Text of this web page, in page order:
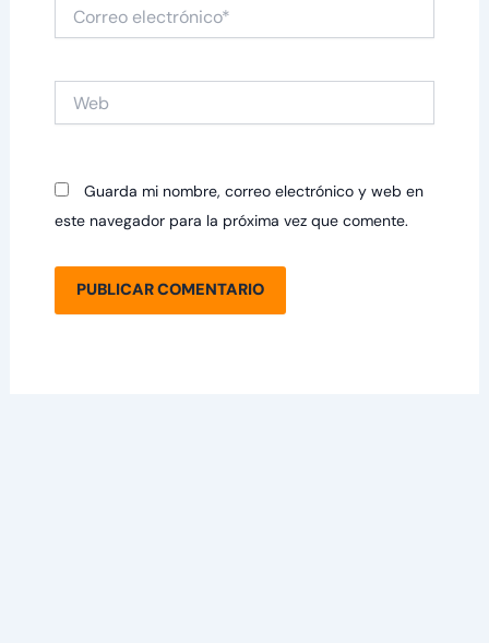
electrónico*
Guarda mi nombre, correo electrónico y web en
este navegador para la próxima vez que comente.